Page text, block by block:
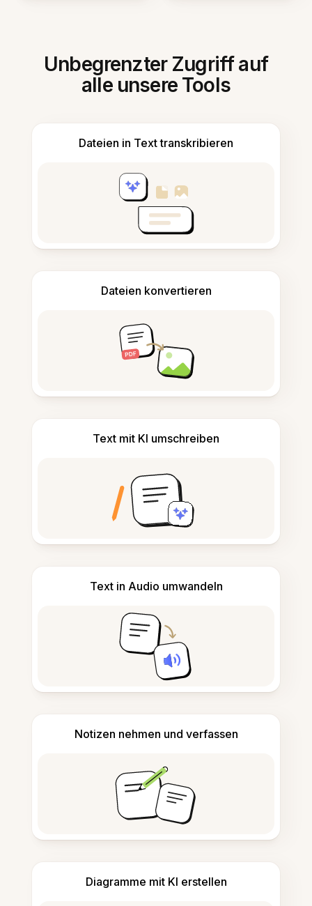
Unbegrenzter Zugriff auf
alle unsere Tools
Dateien in Text transkribieren
Dateien konvertieren
Text mit KI umschreiben
Text in Audio umwandeln
Notizen nehmen und verfassen
Diagramme mit KI erstellen